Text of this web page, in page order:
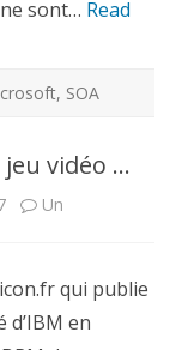
sont… Read
, SOA
jeu vidéo …
Un
qui publie
en